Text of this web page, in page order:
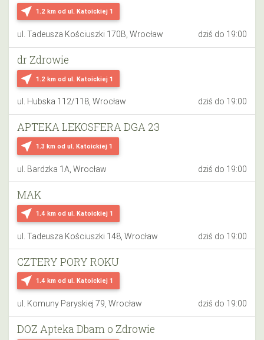
near_me 1.2 km od ul. Katoickiej 1
ul. Tadeusza Kościuszki 170B, Wrocław dziś do 19:00
near_me 1.2 km od ul. Katoickiej 1
dr Zdrowie
ul. Hubska 112/118, Wrocław dziś do 19:00
near_me 1.3 km od ul. Katoickiej 1
APTEKA LEKOSFERA DGA 23
ul. Bardzka 1A, Wrocław dziś do 19:00
near_me 1.4 km od ul. Katoickiej 1
MAK
ul. Tadeusza Kościuszki 148, Wrocław dziś do 19:00
near_me 1.4 km od ul. Katoickiej 1
CZTERY PORY ROKU
ul. Komuny Paryskiej 79, Wrocław dziś do 19:00
DOZ Apteka Dbam o Zdrowie